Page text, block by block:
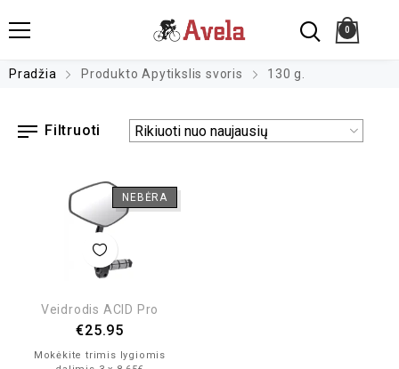
0
Pradžia Produkto Apytikslis svoris 130 g.
Filtruoti
NEBĖRA
Veidrodis ACID Pro
€25.95
Mokėkite trimis lygiomis